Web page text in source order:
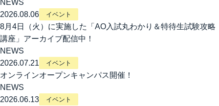
NEWS
2026.08.06
イベント
8月4日（火）に実施した「AO入試丸わかり＆特待生試験攻略
講座」アーカイブ配信中！
NEWS
2026.07.21
イベント
オンラインオープンキャンパス開催！
NEWS
2026.06.13
イベント